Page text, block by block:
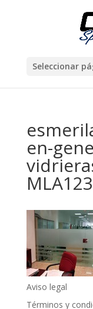
Seleccionar
en-
Aviso legal
Términos y